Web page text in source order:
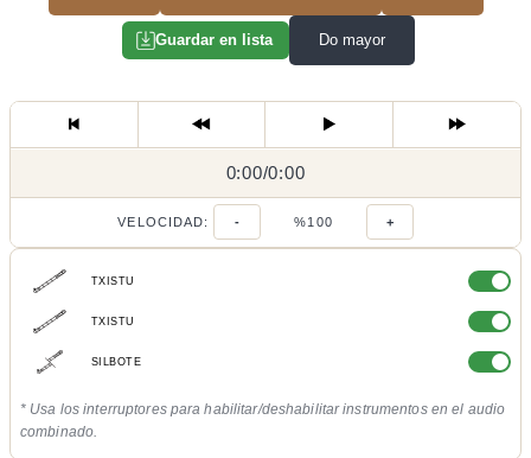
Guardar en lista Do mayor
0:00/
0:00/0:00
VELOCIDAD: - %100 +
TXISTU
TXISTU
SILBOTE
* Usa los interruptores para habilitar/deshabilitar instrumentos en el audio
combinado.